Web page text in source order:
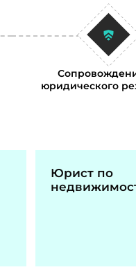
юридического
Юрист по